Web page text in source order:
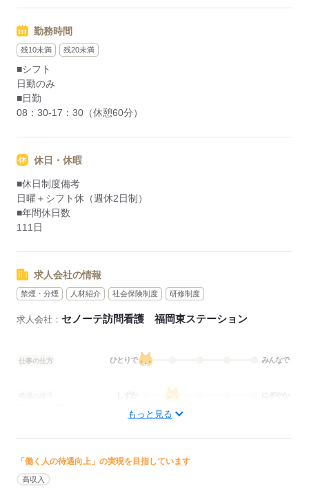
勤務時間
残10未満 残20未満
■シフト
日勤のみ
■日勤
08：30-17：30（休憩60分）
休日・休暇
■休日制度備考
日曜＋シフト休（週休2日制）
■年間休日数
111日
求人会社の情報
禁煙・分煙 人材紹介 社会保険制度 研修制度
求人会社： セノーテ訪問看護 福岡東ステーション
仕事の仕方 ひとりで みんなで
にぎやか
■賞与備考：なし
■その他手当：
・月給33.3万円～40万円
もっと見る
「働く人の待遇向上」の実現を目指しています
高収入